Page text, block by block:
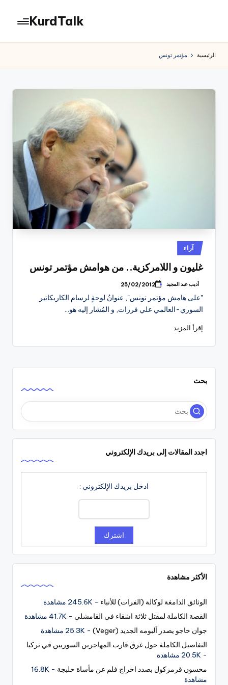
المحتوى
KurdTalk
الرئيسية مؤتمر تونس
نُشر
في
آراء
غليون و اللامركزية.. من هوامش مؤتمر تونس
تمّ
بواسطة
أديب عبد المجيد 25/02/2012
"على هامش مؤتمر تونس", عنوانُ لوحةٍ لرسام الكاريكاتير
السوري-العالمي علي فرزات, و المُشار إليه هو…
إقرأ المزيد
بحث
اجدد المقالات إلى بريدك الإلكتروني
ادخل بريدك الإلكتروني :
الأكثر مشاهدة
الوثائق الدامغة لوكالة (الفرات) للأنباء - 245.6K مشاهدة
القصة الكاملة لمقتل ثلاثة اشقاء في القامشلي - 41.7K مشاهدة
جوان حاجو يصدر ألبومه الجديد (Veger)
- 25.3K مشاهدة
التفاصيل الكاملة حول غرق قارب المهاجرين السوريين في تركيا
- 20.5K مشاهدة
محسون قرمزكول بصدد اخراج فلم عن مأساة حلبجة
- 16.8K
مشاهدة